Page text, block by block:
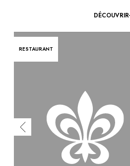
DÉCOUVRIR
RESTAURANT